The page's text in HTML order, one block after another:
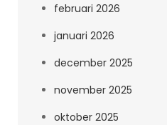
februari 2026
januari 2026
december 2025
november 2025
oktober 2025